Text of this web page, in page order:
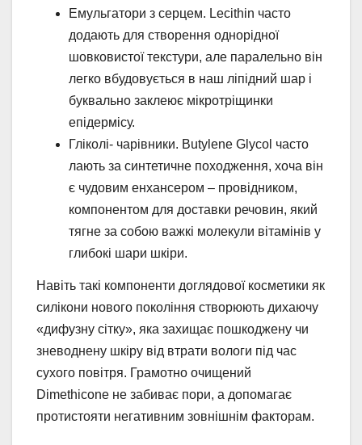
Емульгатори з серцем. Lecithin часто
додають для створення однорідної
шовковистої текстури, але паралельно він
легко вбудовується в наш ліпідний шар і
буквально заклеює мікротріщинки
епідермісу.
Гліколі- чарівники. Butylene Glycol часто
лають за синтетичне походження, хоча він
є чудовим енхансером – провідником,
компонентом для доставки речовин, який
тягне за собою важкі молекули вітамінів у
глибокі шари шкіри.
Навіть такі компоненти доглядової косметики як
силікони нового покоління створюють дихаючу
«дифузну сітку», яка захищає пошкоджену чи
зневоднену шкіру від втрати вологи під час
сухого повітря. Грамотно очищений
Dimethicone не забиває пори, а допомагає
протистояти негативним зовнішнім факторам.